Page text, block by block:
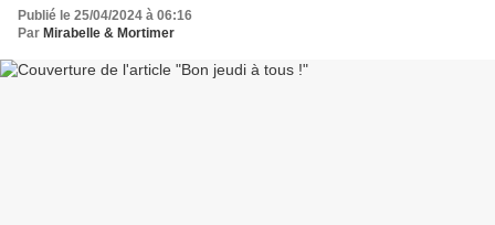
Publié le 25/04/2024 à 06:16
Par Mirabelle & Mortimer